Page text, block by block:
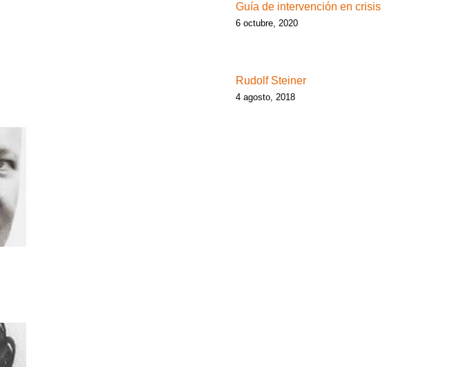
Guía de intervención en crisis
6 octubre, 2020
Rudolf Steiner
4 agosto, 2018